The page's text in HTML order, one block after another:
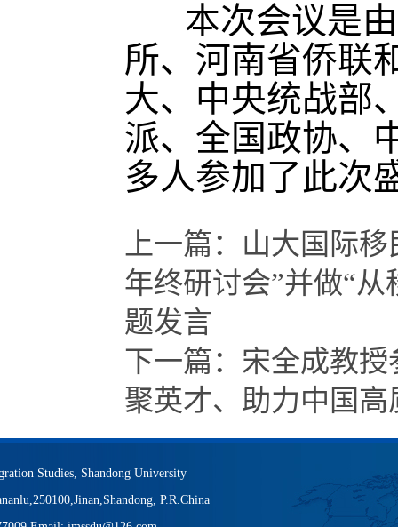
本次会议是
所、河南省侨联
大、中央统战部
派、全国政协、
多人参加了此次
上一篇： 山大国际
年终研讨会”并做“
题发言
下一篇： 宋全成教
聚英才、助力中国
Studies, Shandong University
P.R.China